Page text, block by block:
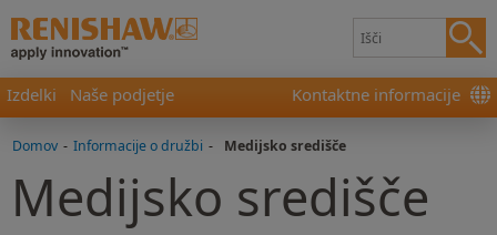
Izdelki Naše podjetje Kontaktne informacije
Domov - Informacije o družbi - Medijsko središče
Medijsko središče